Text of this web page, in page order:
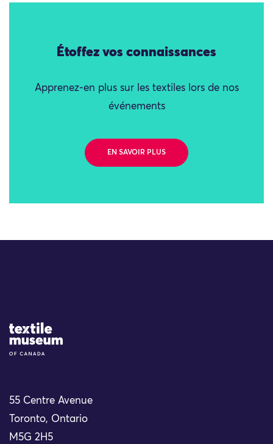
Étoffez vos connaissances
Apprenez-en plus sur les textiles lors de nos
événements
EN SAVOIR PLUS
Site Logo
55 Centre Avenue
Toronto, Ontario
M5G 2H5